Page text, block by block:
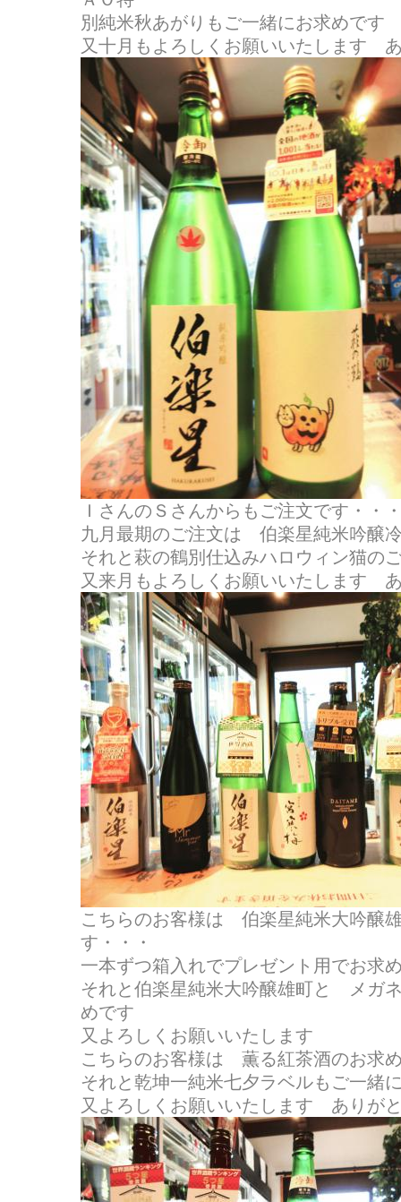
別純米秋あがりもご一緒にお求めです
又十月もよろしくお願いいたします
ＩさんのＳさんからもご注文です・・
九月最期のご注文は 伯楽星純米吟醸
それと萩の鶴別仕込みハロウィン猫の
又来月もよろしくお願いいたします
こちらのお客様は 伯楽星純米大吟醸
す・・・
一本ずつ箱入れでプレゼント用でお求
それと伯楽星純米大吟醸雄町と メガ
めです
又よろしくお願いいたします
こちらのお客様は 薫る紅茶酒のお求
それと乾坤一純米七夕ラベルもご一緒
又よろしくお願いいたします ありが